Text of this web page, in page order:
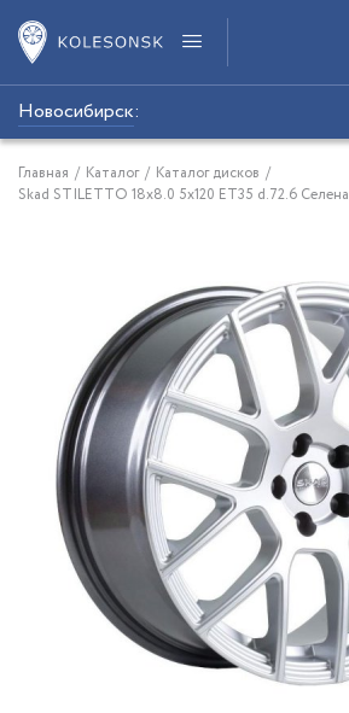
Новосибирск:
Главная / Каталог / Каталог дисков /
Skad STILETTO 18x8.0 5x120 ET35 d.72.6 Селена